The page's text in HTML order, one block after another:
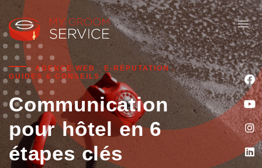
menu
AGENCE WEB .E-RÉPUTATION.
GUIDES & CONSEILS
Communication
pour hôtel en 6
étapes clés